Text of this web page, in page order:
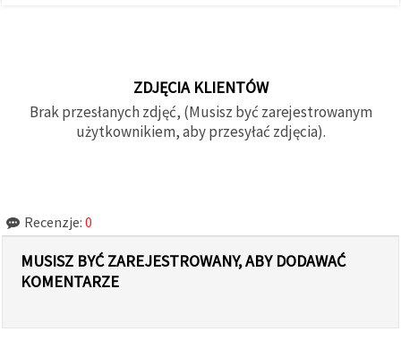
ZDJĘCIA KLIENTÓW
Brak przesłanych zdjęć, (Musisz być zarejestrowanym
użytkownikiem, aby przesyłać zdjęcia).
Recenzje: 0
MUSISZ BYĆ ZAREJESTROWANY, ABY DODAWAĆ
KOMENTARZE